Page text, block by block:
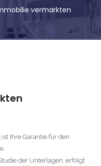
vermarkten
Ihre Garantie für den
der Unterlagen, erfolgt